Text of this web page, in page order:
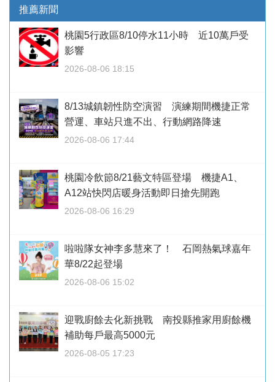
推薦新聞
桃園5行政區8/10停水11小時 近10萬戶受
影響
2026-08-06 18:15
8/13城鎮韌性防空演習 演練期間機捷正常
營運、車站只進不出、行動網路降速
2026-08-06 17:44
桃園冷飲節8/21藝文特區登場 機捷A1、
A12站快閃店暖身活動即日搶先開跑
2026-08-06 16:29
啦啦隊女神李多慧來了！ 石岡熱氣球嘉年
華8/22起登場
2026-08-06 15:02
迎戰廚餘去化新挑戰 南投縣推家用廚餘機
補助每戶最高5000元
2026-08-05 17:23